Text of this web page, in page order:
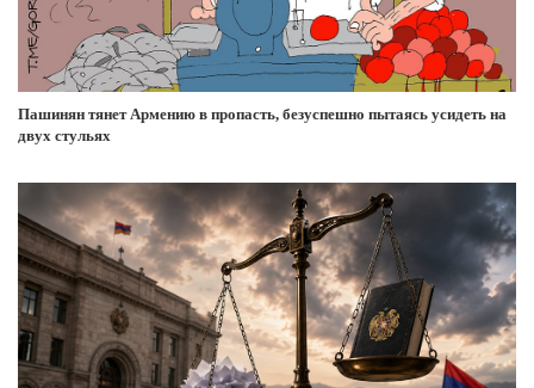
Пашинян тянет Армению в пропасть, безуспешно пытаясь усидеть на
двух стульях